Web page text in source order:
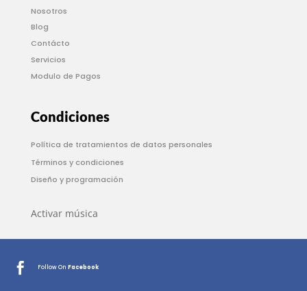
Nosotros
Blog
Contácto
Servicios
Modulo de Pagos
Condiciones
Política de tratamientos de datos personales
Términos y condiciones
Diseño y programación
Activar música
 Follow On Facebook